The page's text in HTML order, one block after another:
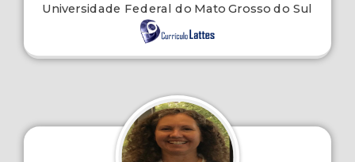
Universidade Federal do Mato Grosso do Sul